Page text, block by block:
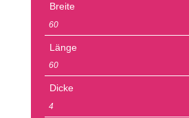
Breite
60
Länge
60
Dicke
4